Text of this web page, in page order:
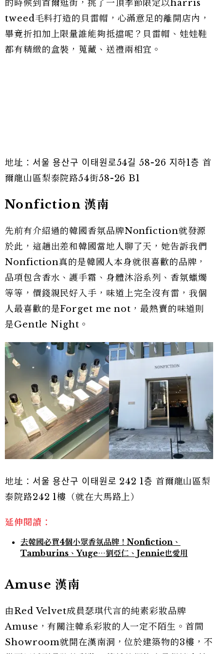
的時候到首爾逛街，挑了一頂季節限定以harris
tweed毛料打造的貝雷帽，心滿意足的離開店內，
畢竟折扣加上限量誰能夠抵擋呢？貝雷帽、娃娃鞋
都有精緻的盒裝，蒐藏、送禮兩相宜。
地址：서울 용산구 이태원로54길 58-26 지하1층 首
爾龍山區梨泰院路54街58-26 B1
Nonfiction 漢南
先前有介紹過的韓國香氛品牌Nonfiction就發源
於此，這趟出差和韓國當地人聊了天，她告訴我們
Nonfiction真的是韓國人本身就很喜歡的品牌，
品項包含香水、護手霜、身體沐浴系列、香氛蠟燭
等等，價錢親民好入手，味道上完全沒有雷，我個
人最喜歡的是Forget me not，最熱賣的味道則
是Gentle Night。
地址：서울 용산구 이태원로 242 1층 首爾龍山區梨
泰院路242 1樓（就在大馬路上）
延伸閱讀：
去韓國必買4個小眾香氛品牌！Nonfiction、
Tamburins、Yuge⋯劉亞仁、Jennie也愛用
Amuse 漢南
由Red Velvet成員瑟琪代言的純素彩妝品牌
Amuse，有關注韓系彩妝的人一定不陌生。首間
Showroom就開在漢南洞，位於建築物的3樓，不